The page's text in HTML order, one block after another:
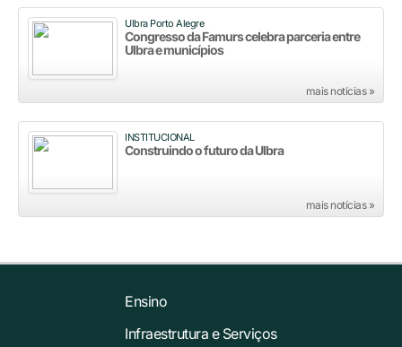
Ulbra Porto Alegre
Congresso da Famurs celebra parceria entre
Ulbra e municípios
mais notícias »
INSTITUCIONAL
Construindo o futuro da Ulbra
mais notícias »
Ensino
Infraestrutura e Serviços